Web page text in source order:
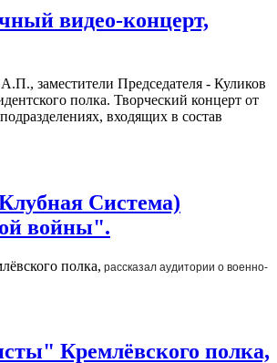
видео-концерт,
заместители Председателя - Куликов
полка. Творческий концерт от
входящих в состав
Система)
войны".
полка, рассказал аудитории о военно-
Кремлёвского полка,